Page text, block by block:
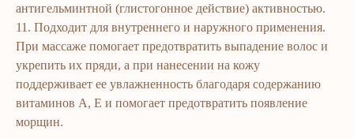
антигельминтной (глистогонное действие) активностью.
11. Подходит для внутреннего и наружного применения.
При массаже помогает предотвратить выпадение волос и
укрепить их пряди, а при нанесении на кожу
поддерживает ее увлажненность благодаря содержанию
витаминов А, Е и помогает предотвратить появление
морщин.
WHATSAPP
TELEGRAM'DAGI
TELEGRAM
© 2024 ERSAG. Barcha huquqlar himoyalangan